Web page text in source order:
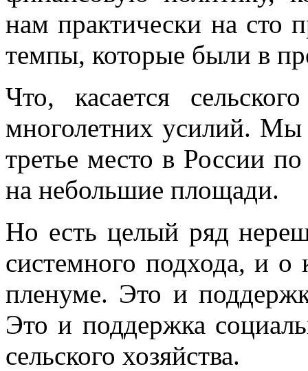
нам практически на сто
темпы, которые были в
Что, касается
многолетних усилий. Мы
третье место в России
на небольшие площади.
Но есть целый ряд
системного подхода, и о
пленуме. Это и
Это и поддержка
сельского хозяйства.